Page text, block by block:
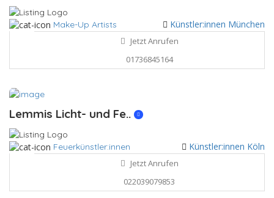
Make-Up Artists Künstler:innen München
Jetzt Anrufen
01736845164
Lemmis Licht- und Fe..
Feuerkünstler:innen Künstler:innen Köln
Jetzt Anrufen
022039079853